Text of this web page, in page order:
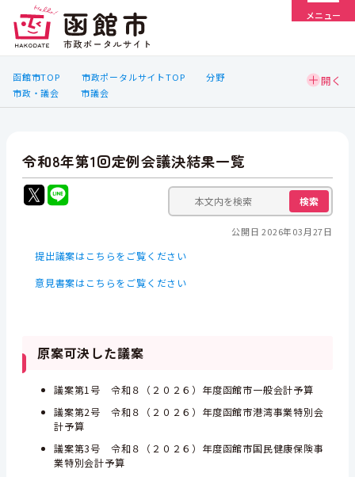
メニュー
函館市TOP 市政ポータルサイトTOP
分野
市政・議会
市議会
令和8年第1回定例会議決結果一覧
検索
公開日 2026年03月27日
提出議案はこちらをご覧ください
意見書案はこちらをご覧ください
原案可決した議案
議案第1号 令和８（２０２６）年度函館市一般会計予算
議案第2号 令和８（２０２６）年度函館市港湾事業特別会
計予算
議案第3号 令和８（２０２６）年度函館市国民健康保険事
業特別会計予算